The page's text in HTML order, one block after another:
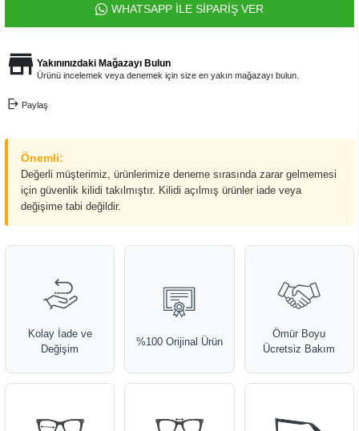
WHATSAPP İLE SİPARİŞ VER
Yakınınızdaki Mağazayı Bulun
Ürünü incelemek veya denemek için size en yakın mağazayı bulun.
Paylaş
Önemli:
Değerli müşterimiz, ürünlerimize deneme sırasında zarar gelmemesi
için güvenlik kilidi takılmıştır. Kilidi açılmış ürünler iade veya
değişime tabi değildir.
Kolay İade ve
Değişim
%100 Orijinal Ürün
Ömür Boyu
Ücretsiz Bakım